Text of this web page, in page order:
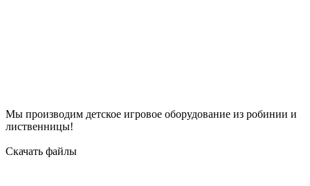
Мы производим детское игровое оборудование из робинии и
лиственницы!
Скачать файлы